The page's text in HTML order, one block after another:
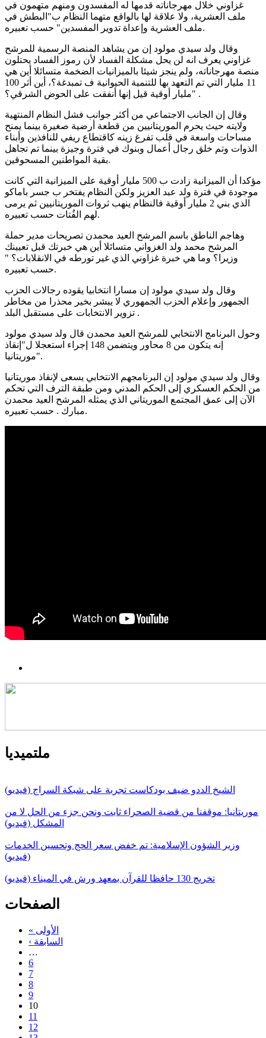
غزاوني خلال مهرجاناته قدمها له المفسدون ومنهم متهمون في
ملف العشرية، ولا علاقة لها بالواقع متهما النظام ب"البطش في
ملف العشرية وإعداة تدوير المفسدين" حسب تعبيره.
وقال ولد سيدي مولود إن من يشاهد المنصة الرسمية للمرشح
غزاوني يعرف انه لن يحل مشكلة الفساد لأن رموز الفساد يحتلون
منصة مهرجاناته، ولم ينجز شيئا بالميزانيات الضخمة متسائلا أين هي
11 مليار التي تم التعهد بها للتنمية الحيوانية ف تمبدغة؟، أين أثر 100
مليار أوقية قيل إنها أنفقت على الحوض الشرقي؟" .
وقال إن الجانب الاجتماعي من أكثر جوانب فشل النظام المنتهية
ولايته حيث يحرم الموريتانيين من قطعة أرضية صغيرة بينما يمنح
مساحات واسعة في قلب تفرغ زينه كاقتطاع ريفي للنافذين وأبناء
الذوات وتم خلق رجال أعمال وبنوك في فترة وجيزة بينما تم تجاهل
بقية المواطنين المسحوقين.
مؤكدا أن الميزانية زادت ب 500 مليار أوقية على الميزانية التي كانت
موجودة في فترة ولد عبد العزيز ولكن النظام يفتخر ب جسر باماكو
الذي بني 2 مليار أوقية فالنظام ينهب ثروات الموريتانيين ثم يرمى
لهم الفُتات حسب تعبيره.
وهاجم الناطق باسم المرشح العيد محمدن تصريحات مدير حملة
المرشح محمد ولد الغزواني متسائلا أين هي خبرتك قبل تعيينك
وزيرا؟ وما هي خبرة غزاوني الذي غير تورطه في الانقلابات؟ "
حسب تعبيره.
وقال ولد سيدي مولود إن مسارا انتخابيا يقوده رجالات الحزب
الجمهور وإعلام الحزب الجمهوري لا يبشر بخير محذرا من مخاطر
تزوير الانتخابات على مستقبل البلد .
وحول البرنامج الانتخابي للمرشح العيد محمدن قال ولد سيدي مولود
إنه يتكون من 8 محاور ويتضمن 148 إجراء استعجلا ل"إنقاذ
موريتانيا".
وقال ولد سيدي مولود إن البرنامجهم الانتخابي يسعى لإنقاذ موريتانيا
من الحكم العسكري إلى الحكم المدني ومن طبقة الترف التي تحكم
الآن إلى عمق المجتمع الموريتاني الذي يمثله المرشح العيد محمدن
مبارك . حسب تعبيره.
ملتميديا
الشيخ الددو ضيف بودكاست تجربة على شبكة السراج (فيديو)
موريتانيا: موقفنا من قضية الصحراء ثابت ونحن جزء من الحل لا من
المشكل (فيديو)
وزير الشؤون الإسلامية: تم خفض سعر الحج وتحسين الخدمات
(فيديو)
تخريج 130 حافظا للقرآن بمعهد ورش في الميناء (فيديو)
الصفحات
« الأولى
‹ السابقة
…
6
7
8
9
10
11
12